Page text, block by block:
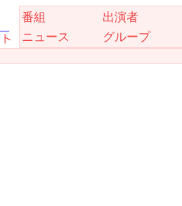
番組
出演者
ニュース
グループ